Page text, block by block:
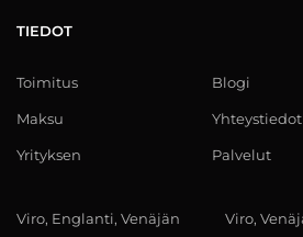
TIEDOT
Toimitus
Maksu
Yrityksen
Blogi
Yhteystiedot
Palvelut
Viro, Englanti, Venäjän Viro,